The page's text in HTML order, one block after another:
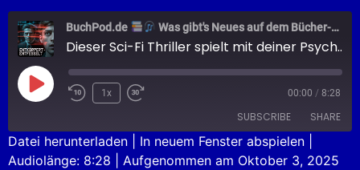
BuchPod.de Was gibt's Neues auf dem Bücher-Markt?
Dieser Sci-Fi Thriller spielt mit deiner Psyche
1x 00:00 / 8:28
SUBSCRIBE SHARE
Apple Podcasts Podcast.de
SHARE
Datei herunterladen In neuem Fenster abspielen
Audiolänge: 8:28
Aufgenommen am Oktober 3, 2025